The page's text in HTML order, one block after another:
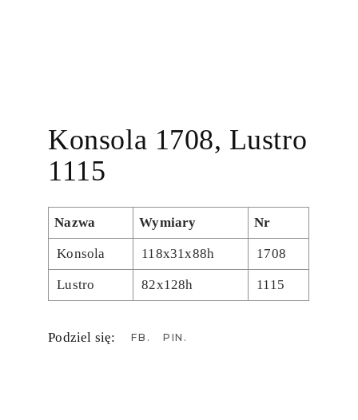
Konsola 1708, Lustro
1115
Nazwa Wymiary Nr
Konsola 118x31x88h 1708
Lustro 82x128h 1115
Podziel się: FB PIN